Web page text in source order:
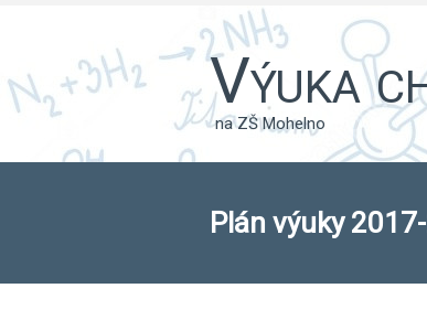
Výuka
na ZŠ Mohelno
Plán výuky